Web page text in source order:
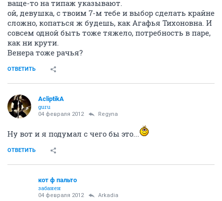
ваще-то на типаж указывают.
ой, девушка, с твоим 7-м тебе и выбор сделать крайне
сложно, копаться ж будешь, как Агафья Тихоновна. И
совсем одной быть тоже тяжело, потребность в паре,
как ни крути.
Венера тоже рачья?
ОТВЕТИТЬ
AcliptikA
guru
04 февраля 2012 Regyna
Ну вот и я подумал с чего бы это...
ОТВЕТИТЬ
кот ф пальто
забанен
04 февраля 2012 Arkadia